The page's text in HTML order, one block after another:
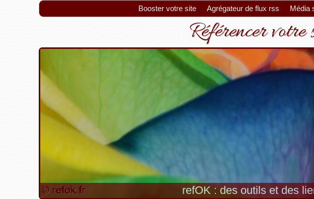
Booster votre site Agrégateur de flux rss Média
Référencer
refOK : des outils et des